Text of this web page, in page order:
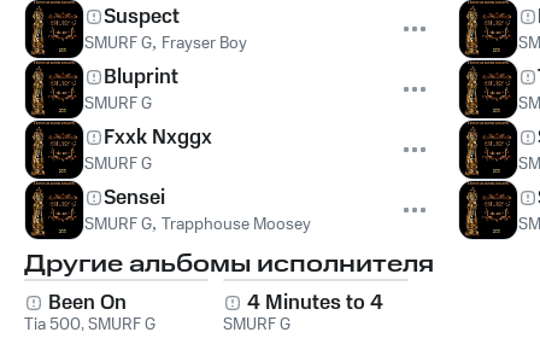
Suspect
SMURF G, Frayser Boy
Bluprint
SMURF G
Fxxk Nxggx
SMURF G
Sensei
SMURF G, Trapphouse Moosey
Другие альбомы исполнителя
Been On
Tia 500,SMURF G
4 Minutes to 4
SMURF G